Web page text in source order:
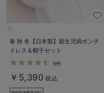
春 秋 冬【日本製】新生児綿ポンチ
ドレス＆帽子セット
9件
￥5,390 税込